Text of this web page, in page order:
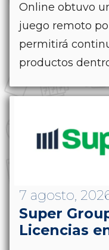
Online obtuvo
juego remoto
permitirá
productos
7 agosto,
Super
Licencias